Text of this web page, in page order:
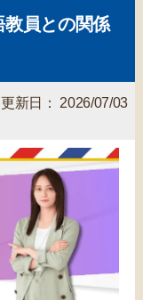
更新日： 2026/07/03